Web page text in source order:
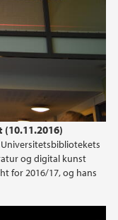
og digital kunst
for 2016/17, og hans